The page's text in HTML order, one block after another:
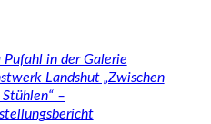
Pufahl in der Galerie
Landshut „Zwischen
–